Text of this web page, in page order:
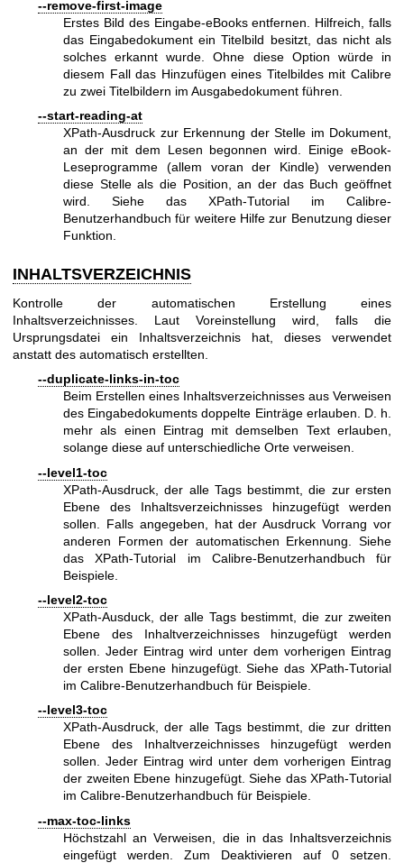
--remove-first-image
Erstes Bild des Eingabe-eBooks entfernen. Hilfreich, falls
das Eingabedokument ein Titelbild besitzt, das nicht als
solches erkannt wurde. Ohne diese Option würde in
diesem Fall das Hinzufügen eines Titelbildes mit Calibre
zu zwei Titelbildern im Ausgabedokument führen.
--start-reading-at
XPath-Ausdruck zur Erkennung der Stelle im Dokument,
an der mit dem Lesen begonnen wird. Einige eBook-
Leseprogramme (allem voran der Kindle) verwenden
diese Stelle als die Position, an der das Buch geöffnet
wird. Siehe das XPath-Tutorial im Calibre-
Benutzerhandbuch für weitere Hilfe zur Benutzung dieser
Funktion.
INHALTSVERZEICHNIS
Kontrolle der automatischen Erstellung eines
Inhaltsverzeichnisses. Laut Voreinstellung wird, falls die
Ursprungsdatei ein Inhaltsverzeichnis hat, dieses verwendet
anstatt des automatisch erstellten.
--duplicate-links-in-toc
Beim Erstellen eines Inhaltsverzeichnisses aus Verweisen
des Eingabedokuments doppelte Einträge erlauben. D. h.
mehr als einen Eintrag mit demselben Text erlauben,
solange diese auf unterschiedliche Orte verweisen.
--level1-toc
XPath-Ausdruck, der alle Tags bestimmt, die zur ersten
Ebene des Inhaltsverzeichnisses hinzugefügt werden
sollen. Falls angegeben, hat der Ausdruck Vorrang vor
anderen Formen der automatischen Erkennung. Siehe
das XPath-Tutorial im Calibre-Benutzerhandbuch für
Beispiele.
--level2-toc
XPath-Ausduck, der alle Tags bestimmt, die zur zweiten
Ebene des Inhaltverzeichnisses hinzugefügt werden
sollen. Jeder Eintrag wird unter dem vorherigen Eintrag
der ersten Ebene hinzugefügt. Siehe das XPath-Tutorial
im Calibre-Benutzerhandbuch für Beispiele.
--level3-toc
XPath-Ausdruck, der alle Tags bestimmt, die zur dritten
Ebene des Inhaltverzeichnisses hinzugefügt werden
sollen. Jeder Eintrag wird unter dem vorherigen Eintrag
der zweiten Ebene hinzugefügt. Siehe das XPath-Tutorial
im Calibre-Benutzerhandbuch für Beispiele.
--max-toc-links
Höchstzahl an Verweisen, die in das Inhaltsverzeichnis
eingefügt werden. Zum Deaktivieren auf 0 setzen.